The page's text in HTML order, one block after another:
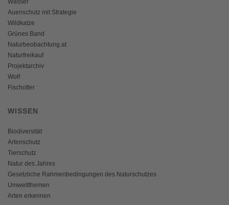
Auenschutz mit Strategie
Wildkatze
Grünes Band
Naturbeobachtung.at
Naturfreikauf
Projektarchiv
Wolf
Fischotter
WISSEN
Biodiversität
Artenschutz
Tierschutz
Natur des Jahres
Gesetzliche Rahmenbedingungen des Naturschutzes
Umweltthemen
Arten erkennen